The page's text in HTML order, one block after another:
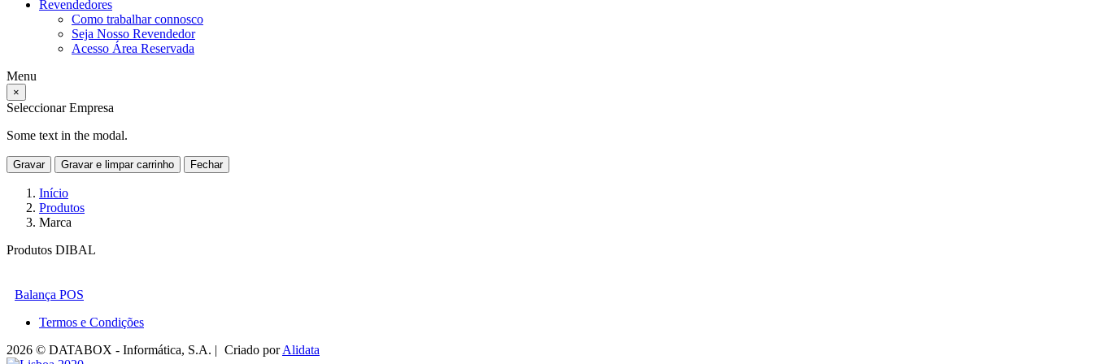
Revendedores
Como trabalhar connosco
Seja Nosso Revendedor
Acesso Área Reservada
Menu
×
Seleccionar Empresa
Some text in the modal.
Gravar Gravar e limpar carrinho Fechar
Início
Produtos
Marca
Produtos DIBAL
Balança POS
Termos e Condições
2026 © DATABOX - Informática, S.A. | Criado porAlidata